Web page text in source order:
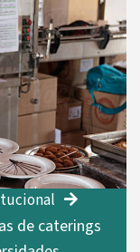
de caterings